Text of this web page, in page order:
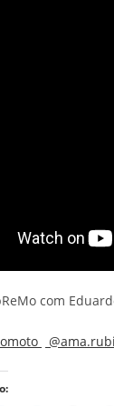
com